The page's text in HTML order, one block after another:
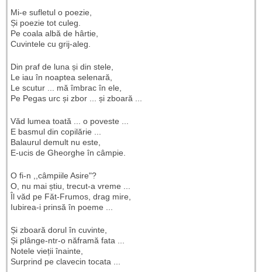
Mi-e sufletul o poezie,
Și poezie tot culeg.
Pe coala albă de hârtie,
Cuvintele cu grij-aleg.
Din praf de luna și din stele,
Le iau în noaptea selenară,
Le scutur ... mă îmbrac în ele,
Pe Pegas urc și zbor ... și zboară ...
Văd lumea toată ... o poveste ...
E basmul din copilărie ...
Balaurul demult nu este,
E-ucis de Gheorghe în câmpie.
O fi-n ,,câmpiile Asire"?
O, nu mai știu, trecut-a vreme ...
Îl văd pe Făt-Frumos, drag mire,
Iubirea-i prinsă în poeme ...
Și zboară dorul în cuvinte,
Și plânge-ntr-o năframă fata ...
Notele vieții înainte,
Surprind pe clavecin tocata ...